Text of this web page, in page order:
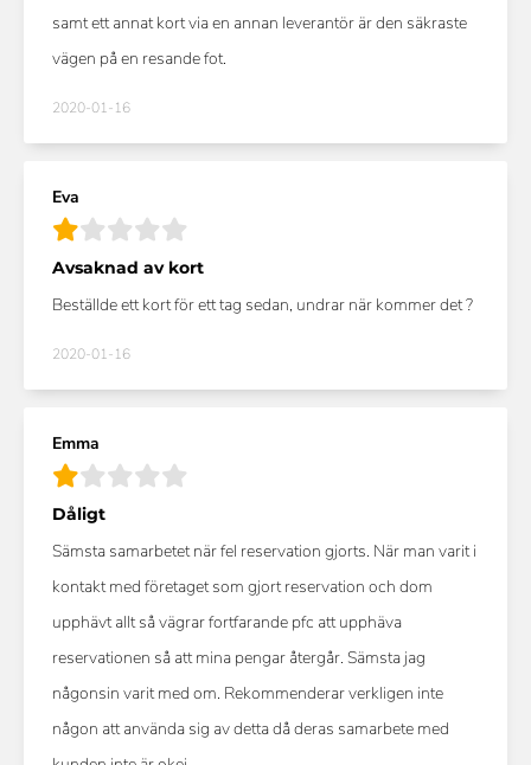
samt ett annat kort via en annan leverantör är den säkraste
vägen på en resande fot.
2020-01-16
Eva
Avsaknad av kort
Beställde ett kort för ett tag sedan, undrar när kommer det ?
2020-01-16
Emma
Dåligt
Sämsta samarbetet när fel reservation gjorts. När man varit i
kontakt med företaget som gjort reservation och dom
upphävt allt så vägrar fortfarande pfc att upphäva
reservationen så att mina pengar återgår. Sämsta jag
någonsin varit med om. Rekommenderar verkligen inte
någon att använda sig av detta då deras samarbete med